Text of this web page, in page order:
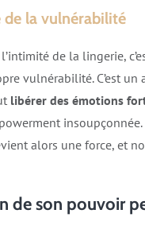
de la vulnérabilité
de la lingerie,
vulnérabilité. C’est un
libérer des émotions
insoupçonnée.
alors une force, et
de son pouvoir